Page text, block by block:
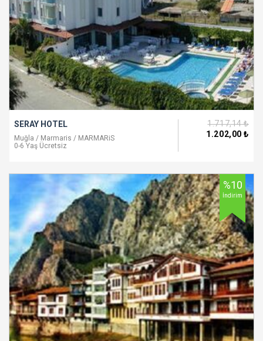
SERAY HOTEL
Muğla / Marmaris / MARMARiS
0-6 Yaş Ücretsiz
1.717,14₺
1.202,00 ₺
%10
İndirim